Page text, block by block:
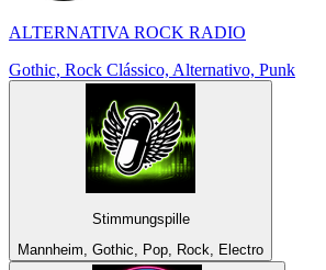
ALTERNATIVA ROCK RADIO
Gothic, Rock Clássico, Alternativo, Punk
Stimmungspille
Mannheim, Gothic, Pop, Rock, Electro